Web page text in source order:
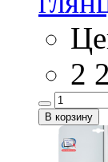
2